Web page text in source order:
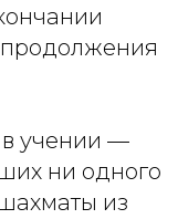
в учении —
ни одного
из